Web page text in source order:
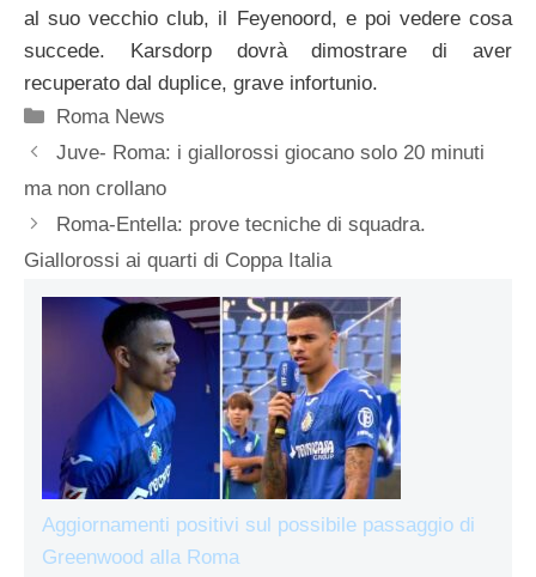
al suo vecchio club, il Feyenoord, e poi vedere cosa
succede. Karsdorp dovrà dimostrare di aver
recuperato dal duplice, grave infortunio.
Categorie
Roma News
Juve- Roma: i giallorossi giocano solo 20 minuti
ma non crollano
Roma-Entella: prove tecniche di squadra.
Giallorossi ai quarti di Coppa Italia
Aggiornamenti positivi sul possibile passaggio di
Greenwood alla Roma